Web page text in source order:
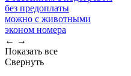
без предоплаты
можно с животными
эконом номера
← →
Показать все
Свернуть